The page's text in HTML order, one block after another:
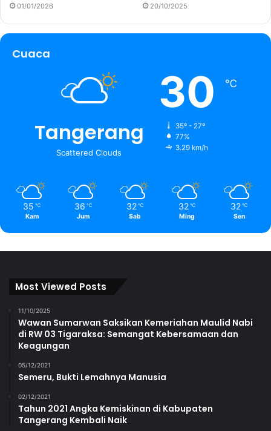
01/01/2026 20/10/2025
Cuaca
Tangerang
Scattered Clouds
30 ℃
35º - 27º
77%
3.29 km/h
35 ℃
Kam
36 ℃
Jum
32 ℃
Sab
32 ℃
Ming
32 ℃
Sen
Most Viewed Posts
11/10/2025
Wawan Sumarwan Saksikan Kemeriahan Maulid Nabi
di RW 03 Tigaraksa: Semangat Kebersamaan dan
Keagungan
05/12/2021
Semeru, Bukti Lemahnya Manusia
02/12/2021
Tahun 2021 Angka Kemiskinan di Kabupaten
Tangerang Kembali Naik